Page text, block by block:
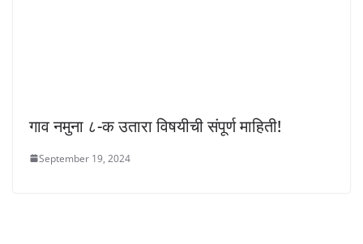
गाव नमुना ८-क उतारा विषयीची संपूर्ण माहिती!
September 19, 2024